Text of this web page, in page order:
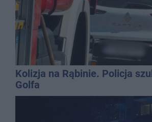
Kolizja na Rąbinie. Policja
Golfa